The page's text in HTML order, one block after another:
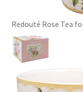
Redouté Rose Tea